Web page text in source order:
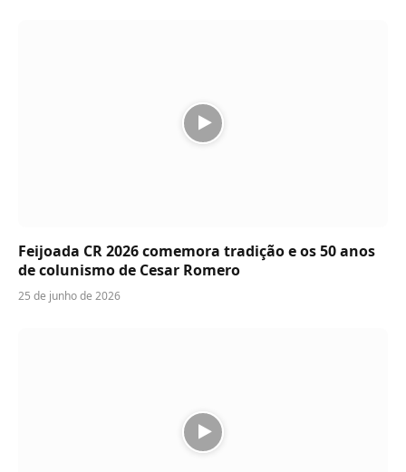
Feijoada CR 2026 comemora tradição e os 50 anos
de colunismo de Cesar Romero
25 de junho de 2026